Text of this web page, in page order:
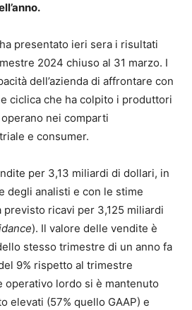
ha presentato ieri sera i risultati
2024 chiuso al 31 marzo. I
dell’azienda di affrontare con
ciclica che ha colpito i produttori
nei comparti
e consumer.
per 3,13 miliardi di dollari, in
degli analisti e con le stime
previsto ricavi per 3,125 miliardi
). Il valore delle vendite è
stesso trimestre di un anno fa
9% rispetto al trimestre
operativo lordo si è mantenuto
elevati (57% quello GAAP) e